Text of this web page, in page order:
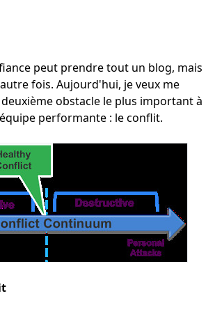
peut prendre tout un blog, mais
fois. Aujourd'hui, je veux me
obstacle le plus important à
performante : le conflit.